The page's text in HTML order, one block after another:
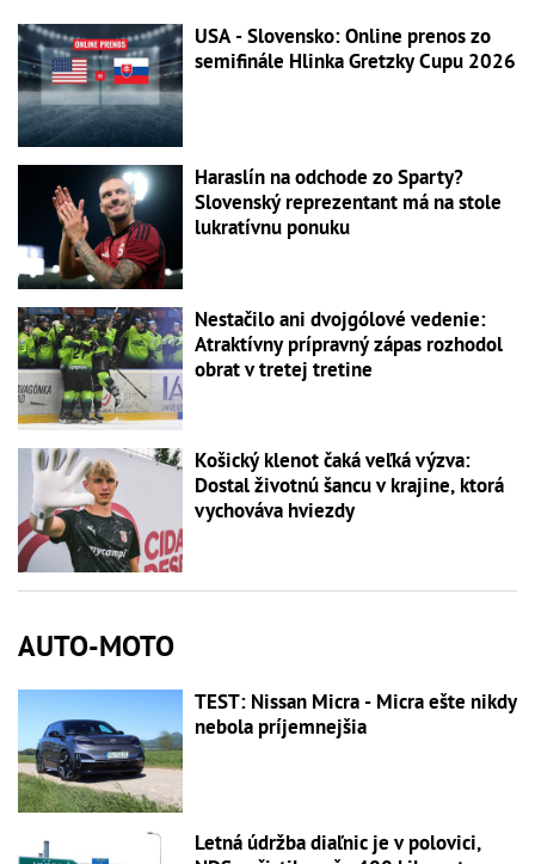
USA - Slovensko: Online prenos zo
semifinále Hlinka Gretzky Cupu 2026
Haraslín na odchode zo Sparty?
Slovenský reprezentant má na stole
lukratívnu ponuku
Nestačilo ani dvojgólové vedenie:
Atraktívny prípravný zápas rozhodol
obrat v tretej tretine
Košický klenot čaká veľká výzva:
Dostal životnú šancu v krajine, ktorá
vychováva hviezdy
AUTO-MOTO
TEST: Nissan Micra - Micra ešte nikdy
nebola príjemnejšia
Letná údržba diaľnic je v polovici,